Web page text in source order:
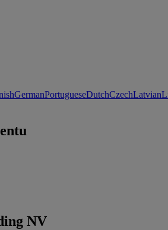
GermanPortugueseDutchCzechLatvian
NV